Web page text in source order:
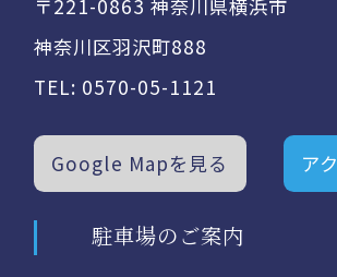
〒221-0863 神奈川県横浜市
神奈川区羽沢町888
TEL: 0570-05-1121
Google Mapを見る ア
駐車場のご案内